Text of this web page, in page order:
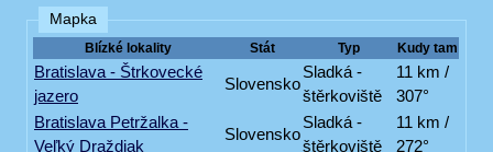
Mapka
Blízké lokality Stát Typ Kudy tam
Bratislava - Štrkovecké
jazero
Slovensko
Sladká -
štěrkoviště
11 km /
307°
Bratislava Petržalka -
Veľký Draždiak
Slovensko
Sladká -
štěrkoviště
11 km /
272°